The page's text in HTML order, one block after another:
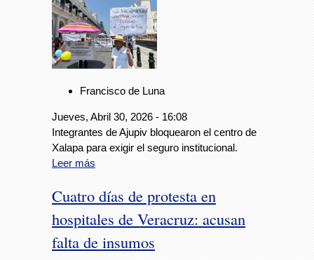
Francisco de Luna
Jueves, Abril 30, 2026 - 16:08
Integrantes de Ajupiv bloquearon el centro de
Xalapa para exigir el seguro institucional.
Leer más
Cuatro días de protesta en
hospitales de Veracruz: acusan
falta de insumos